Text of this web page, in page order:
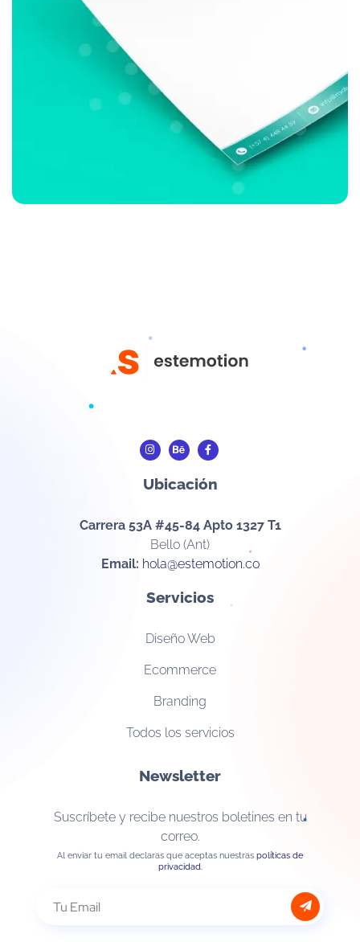
Ubicación
Carrera 53A #45-84 Apto 1327 T1
Bello (Ant)
Email: hola@estemotion.co
Servicios
Diseño Web
Ecommerce
Branding
Todos los servicios
Newsletter
Suscríbete y recibe nuestros boletines en tu
correo.
Al enviar tu email declaras que aceptas nuestras políticas de
privacidad.